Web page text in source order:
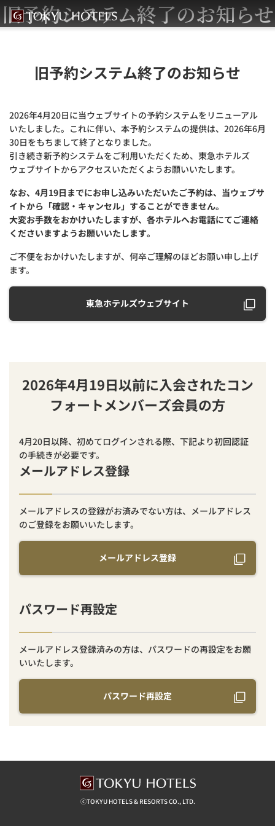
旧予約システム終了のお知らせ
旧予約システム終了のお知らせ
2026年4月20日に当ウェブサイトの予約システムをリニューアル
いたしました。これに伴い、本予約システムの提供は、2026年6月
30日をもちまして終了となりました。
引き続き新予約システムをご利用いただくため、東急ホテルズ
ウェブサイトからアクセスいただくようお願いいたします。
なお、4月19日までにお申し込みいただいたご予約は、当ウェブサ
イトから「確認・キャンセル」することができません。
大変お手数をおかけいたしますが、各ホテルへお電話にてご連絡
くださいますようお願いいたします。
ご不便をおかけいたしますが、何卒ご理解のほどお願い申し上げ
ます。
東急ホテルズウェブサイト
2026年4月19日以前に入会されたコン
フォートメンバーズ会員の方
4月20日以降、初めてログインされる際、下記より初回認証
の手続きが必要です。
メールアドレス登録
メールアドレスの登録がお済みでない方は、メールアドレス
のご登録をお願いいたします。
メールアドレス登録
パスワード再設定
メールアドレス登録済みの方は、パスワードの再設定をお願
いいたします。
パスワード再設定
ⓒTOKYU HOTELS & RESORTS CO., LTD.